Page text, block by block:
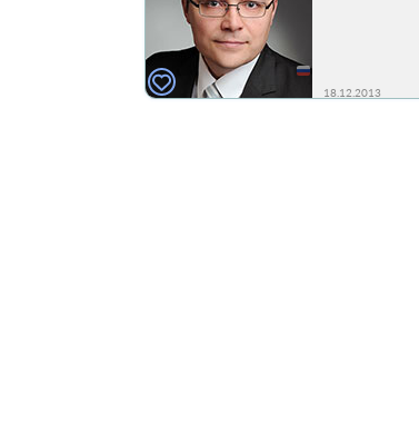
18.12.2013